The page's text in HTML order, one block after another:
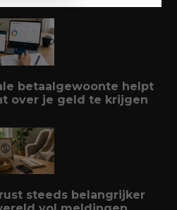
betaalgewoonte helpt
over je geld te krijgen
steeds belangrijker